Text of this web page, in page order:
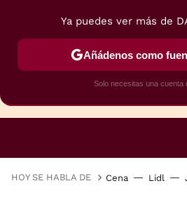
HOY SE HABLA DE Cena Lidl
Ya puedes ver más de
Añádenos como
Solo necesitas una cuenta